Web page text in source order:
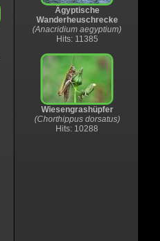
Ägyptische
Wanderheuschrecke
(Anacridium aegyptium)
Hits: 11385
Wiesengrashüpfer
(Chorthippus dorsatus)
Hits: 10288